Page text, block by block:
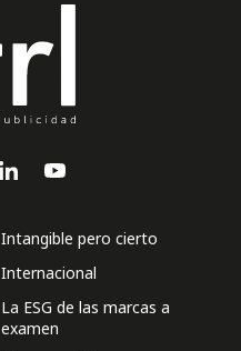
Intangible pero cierto
Internacional
La ESG de las marcas a
examen